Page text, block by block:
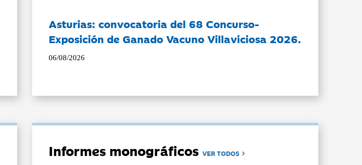
Asturias: convocatoria del 68 Concurso-
Exposición de Ganado Vacuno Villaviciosa 2026.
06/08/2026
Informes monográficosVER TODOS